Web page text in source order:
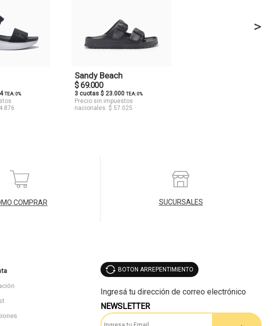
TEA: 0%
Sandy Beach
$ 69.000
3 cuotas $ 23.000TEA: 0%
Precio sin impuestos
nacionales: $ 57.025
>
COMPRAR SUCURSALES
BOTON ARREPENTIMIENTO
NEWSLETTER